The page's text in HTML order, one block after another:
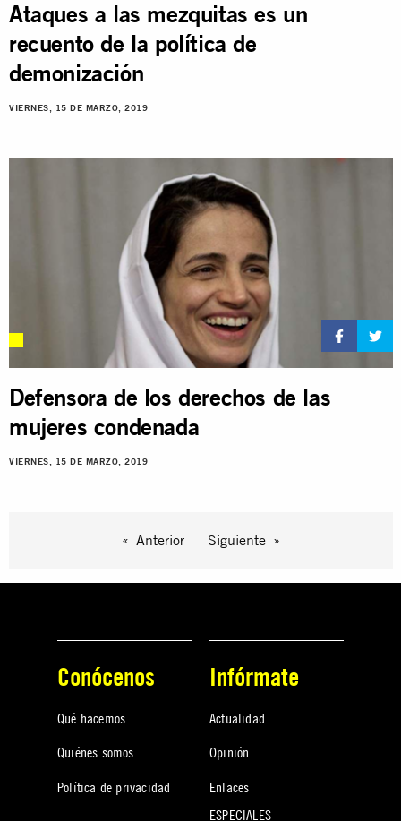
Ataques a las mezquitas es un
recuento de la política de
demonización
VIERNES, 15 DE MARZO, 2019
Defensora de los derechos de las
mujeres condenada
VIERNES, 15 DE MARZO, 2019
Anterior Siguiente
Conócenos
Qué hacemos
Quiénes somos
Política de privacidad
Infórmate
Actualidad
Opinión
Enlaces
ESPECIALES